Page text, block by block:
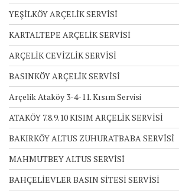
YEŞİLKÖY ARÇELİK SERVİSİ
KARTALTEPE ARÇELİK SERVİSİ
ARÇELİK CEVİZLİK SERVİSİ
BASINKÖY ARÇELİK SERVİSİ
Arçelik Ataköy 3-4-11. Kısım Servisi
ATAKÖY 7.8.9.10 KISIM ARÇELİK SERVİSİ
BAKIRKÖY ALTUS ZUHURATBABA SERVİSİ
MAHMUTBEY ALTUS SERVİSİ
BAHÇELİEVLER BASIN SİTESİ SERVİSİ